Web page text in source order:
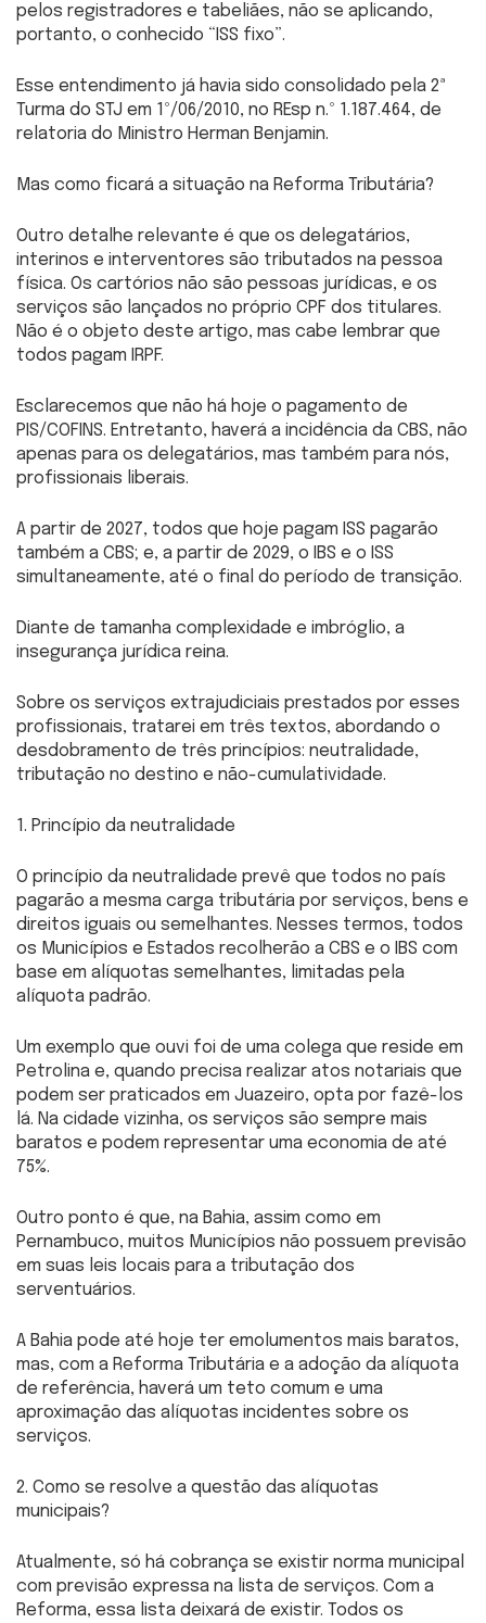
pelos registradores e tabeliães, não se aplicando,
portanto, o conhecido “ISS fixo”.
Esse entendimento já havia sido consolidado pela 2ª
Turma do STJ em 1º/06/2010, no REsp n.º 1.187.464, de
relatoria do Ministro Herman Benjamin.
Mas como ficará a situação na Reforma Tributária?
Outro detalhe relevante é que os delegatários,
interinos e interventores são tributados na pessoa
física. Os cartórios não são pessoas jurídicas, e os
serviços são lançados no próprio CPF dos titulares.
Não é o objeto deste artigo, mas cabe lembrar que
todos pagam IRPF.
Esclarecemos que não há hoje o pagamento de
PIS/COFINS. Entretanto, haverá a incidência da CBS, não
apenas para os delegatários, mas também para nós,
profissionais liberais.
A partir de 2027, todos que hoje pagam ISS pagarão
também a CBS; e, a partir de 2029, o IBS e o ISS
simultaneamente, até o final do período de transição.
Diante de tamanha complexidade e imbróglio, a
insegurança jurídica reina.
Sobre os serviços extrajudiciais prestados por esses
profissionais, tratarei em três textos, abordando o
desdobramento de três princípios: neutralidade,
tributação no destino e não-cumulatividade.
1. Princípio da neutralidade
O princípio da neutralidade prevê que todos no país
pagarão a mesma carga tributária por serviços, bens e
direitos iguais ou semelhantes. Nesses termos, todos
os Municípios e Estados recolherão a CBS e o IBS com
base em alíquotas semelhantes, limitadas pela
alíquota padrão.
Um exemplo que ouvi foi de uma colega que reside em
Petrolina e, quando precisa realizar atos notariais que
podem ser praticados em Juazeiro, opta por fazê-los
lá. Na cidade vizinha, os serviços são sempre mais
baratos e podem representar uma economia de até
75%.
Outro ponto é que, na Bahia, assim como em
Pernambuco, muitos Municípios não possuem previsão
em suas leis locais para a tributação dos
serventuários.
A Bahia pode até hoje ter emolumentos mais baratos,
mas, com a Reforma Tributária e a adoção da alíquota
de referência, haverá um teto comum e uma
aproximação das alíquotas incidentes sobre os
serviços.
2. Como se resolve a questão das alíquotas
municipais?
Atualmente, só há cobrança se existir norma municipal
com previsão expressa na lista de serviços. Com a
Reforma, essa lista deixará de existir. Todos os